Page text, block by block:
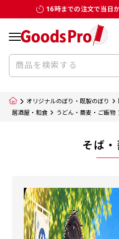
16時までの注文で当日
オリジナルのぼり・既製のぼり
居酒屋・和食
うどん・蕎麦・ご飯物
そば